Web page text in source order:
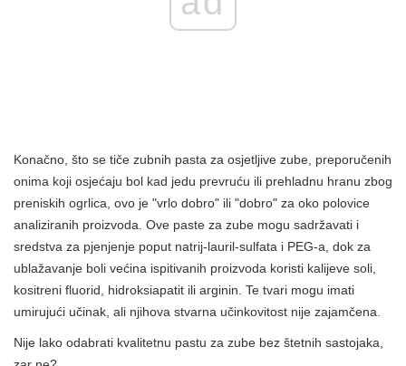
Konačno, što se tiče zubnih pasta za osjetljive zube, preporučenih
onima koji osjećaju bol kad jedu prevruću ili prehladnu hranu zbog
preniskih ogrlica, ovo je "vrlo dobro" ili "dobro" za oko polovice
analiziranih proizvoda. Ove paste za zube mogu sadržavati i
sredstva za pjenjenje poput natrij-lauril-sulfata i PEG-a, dok za
ublažavanje boli većina ispitivanih proizvoda koristi kalijeve soli,
kositreni fluorid, hidroksiapatit ili arginin. Te tvari mogu imati
umirujući učinak, ali njihova stvarna učinkovitost nije zajamčena.
Nije lako odabrati kvalitetnu pastu za zube bez štetnih sastojaka,